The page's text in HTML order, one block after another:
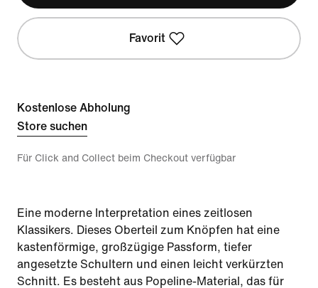
Favorit
Kostenlose Abholung
Store suchen
Für Click and Collect beim Checkout verfügbar
Eine moderne Interpretation eines zeitlosen
Klassikers. Dieses Oberteil zum Knöpfen hat eine
kastenförmige, großzügige Passform, tiefer
angesetzte Schultern und einen leicht verkürzten
Schnitt. Es besteht aus Popeline-Material, das für